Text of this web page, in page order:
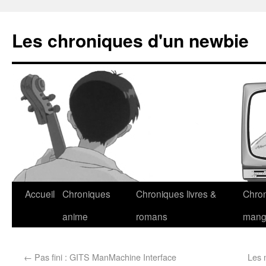
Les chroniques d'un newbie
Accueil Chroniques
anime
Chroniques livres &
romans
← Pas fini : GITS ManMachine Interface Les